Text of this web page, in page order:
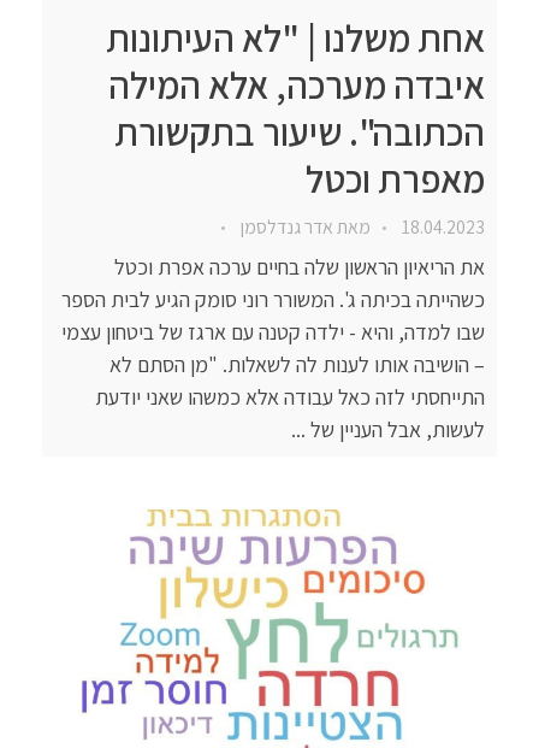
אחת משלנו | "לא העיתונות
איבדה מערכה, אלא המילה
הכתובה". שיעור בתקשורת
מאפרת וכטל
18.04.2023 מאתאדר גנדלסמן
את הריאיון הראשון שלה בחיים ערכה אפרת וכטל
כשהייתה בכיתה ג'. המשורר רוני סומק הגיע לבית הספר
שבו למדה, והיא - ילדה קטנה עם ארגז של ביטחון עצמי
– הושיבה אותו לענות לה לשאלות. "מן הסתם לא
התייחסתי לזה כאל עבודה אלא כמשהו שאני יודעת
לעשות, אבל העניין של ...